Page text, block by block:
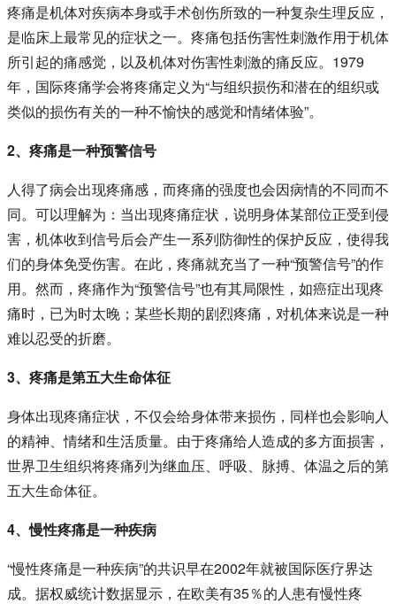
疼痛是机体对疾病本身或手术创伤所致的一种复杂生理反应，
是临床上最常见的症状之一。疼痛包括伤害性刺激作用于机体
所引起的痛感觉，以及机体对伤害性刺激的痛反应。1979
年，国际疼痛学会将疼痛定义为“与组织损伤和潜在的组织或
类似的损伤有关的一种不愉快的感觉和情绪体验”。
2、疼痛是一种预警信号
人得了病会出现疼痛感，而疼痛的强度也会因病情的不同而不
同。可以理解为：当出现疼痛症状，说明身体某部位正受到侵
害，机体收到信号后会产生一系列防御性的保护反应，使得我
们的身体免受伤害。在此，疼痛就充当了一种“预警信号”的作
用。然而，疼痛作为“预警信号”也有其局限性，如癌症出现疼
痛时，已为时太晚；某些长期的剧烈疼痛，对机体来说是一种
难以忍受的折磨。
3、疼痛是第五大生命体征
身体出现疼痛症状，不仅会给身体带来损伤，同样也会影响人
的精神、情绪和生活质量。由于疼痛给人造成的多方面损害，
世界卫生组织将疼痛列为继血压、呼吸、脉搏、体温之后的第
五大生命体征。
4、慢性疼痛是一种疾病
“慢性疼痛是一种疾病”的共识早在2002年就被国际医疗界达
成。据权威统计数据显示，在欧美有35％的人患有慢性疼